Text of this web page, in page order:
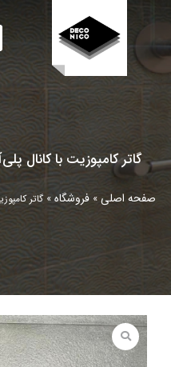
گاتر کامپوزیت با کانال
صفحه اصلی » فروشگاه »گاتر